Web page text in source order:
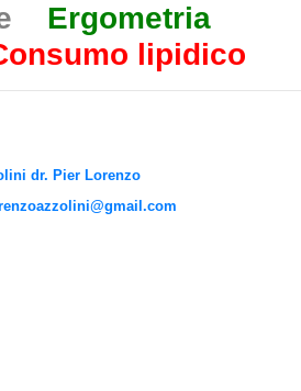
Ergometria
lipidico
dr. Pier Lorenzo